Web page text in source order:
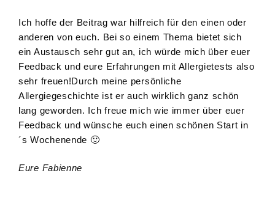
Ich hoffe der Beitrag war hilfreich für den einen oder
anderen von euch. Bei so einem Thema bietet sich
ein Austausch sehr gut an, ich würde mich über euer
Feedback und eure Erfahrungen mit Allergietests also
sehr freuen!Durch meine persönliche
Allergiegeschichte ist er auch wirklich ganz schön
lang geworden. Ich freue mich wie immer über euer
Feedback und wünsche euch einen schönen Start in
´s Wochenende 🙂
Eure Fabienne